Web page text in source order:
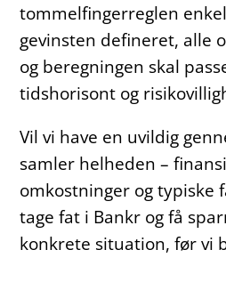
tommelfingerreglen
gevinsten defineret, alle
og beregningen skal
tidshorisont og
Vil vi have en uvildig
samler helheden –
omkostninger og typiske
tage fat i Bankr og få
konkrete situation, før vi